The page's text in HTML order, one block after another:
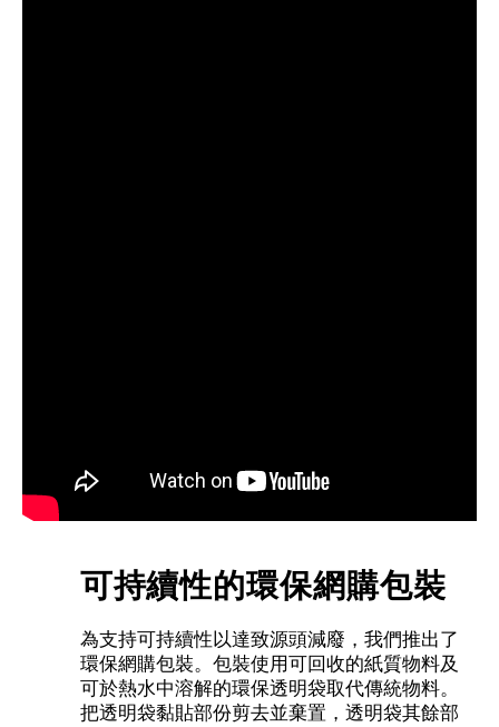
可持續性的環保網購包裝
為支持可持續性以達致源頭減廢，我們推出了
環保網購包裝。包裝使用可回收的紙質物料及
可於熱水中溶解的環保透明袋取代傳統物料。
把透明袋黏貼部份剪去並棄置，透明袋其餘部